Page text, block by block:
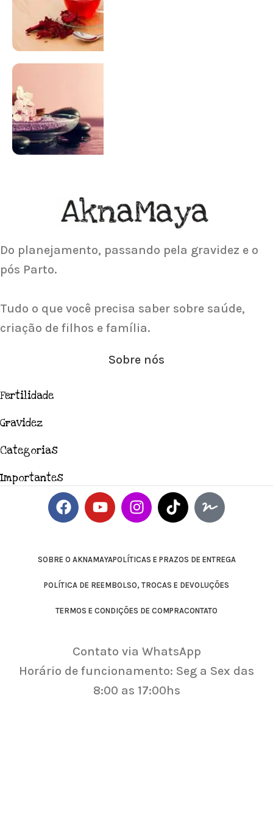
Para antes e depois de engravidar
Saiba Mais
Acupuntura focada para Fertilidade e
Gravidez
Saiba Mais
Do planejamento, passando pela gravidez e o
pós Parto.
Tudo o que você precisa saber sobre saúde,
criação de filhos e família.
Sobre nós
Fertilidade
Gravidez
Categorias
Importantes
SOBRE O AKNAMAYAPOLÍTICAS E PRAZOS DE ENTREGA
POLÍTICA DE REEMBOLSO, TROCAS E DEVOLUÇÕES
TERMOS E CONDIÇÕES DE COMPRACONTATO
Contato via WhatsApp
Horário de funcionamento: Seg a Sex das
8:00 as 17:00hs